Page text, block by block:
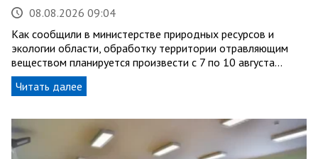
08.08.2026 09:04
Как сообщили в министерстве природных ресурсов и
экологии области, обработку территории отравляющим
веществом планируется произвести с 7 по 10 августа…
Читать далее